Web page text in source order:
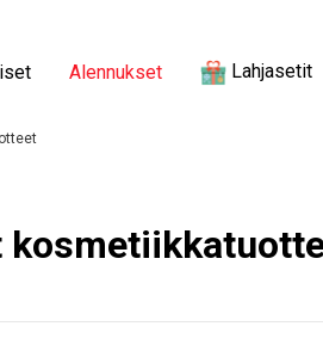
Alennukset Lahjasetit